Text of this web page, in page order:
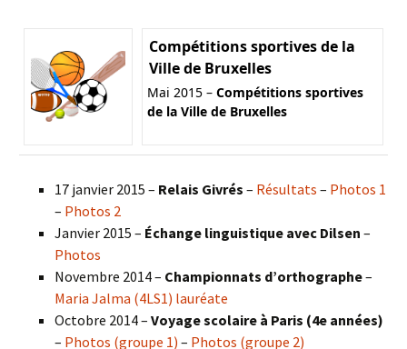
Compétitions sportives de la
Ville de Bruxelles
Mai 2015 – Compétitions sportives
de la Ville de Bruxelles
17 janvier 2015 – Relais Givrés – Résultats – Photos 1
– Photos 2
Janvier 2015 – Échange linguistique avec Dilsen –
Photos
Novembre 2014 – Championnats d’orthographe–
Maria Jalma (4LS1) lauréate
Octobre 2014 – Voyage scolaire à Paris (4e années)
– Photos (groupe 1) – Photos (groupe 2)